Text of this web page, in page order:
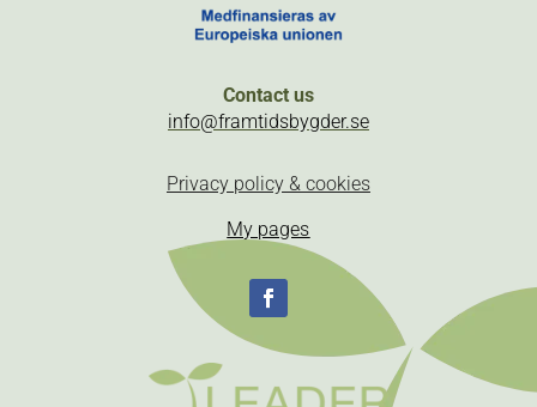
Contact us
info@framtidsbygder.se
Privacy policy & cookies
My pages